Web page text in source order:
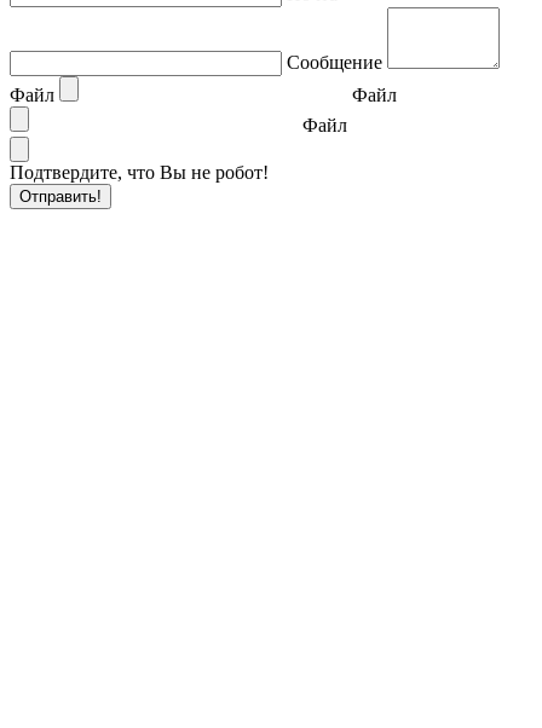
Сообщение
Файл
Файл
Файл
Подтвердите, что Вы не робот!